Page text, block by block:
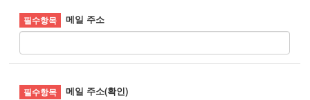
메일 주소
메일 주소(확인)